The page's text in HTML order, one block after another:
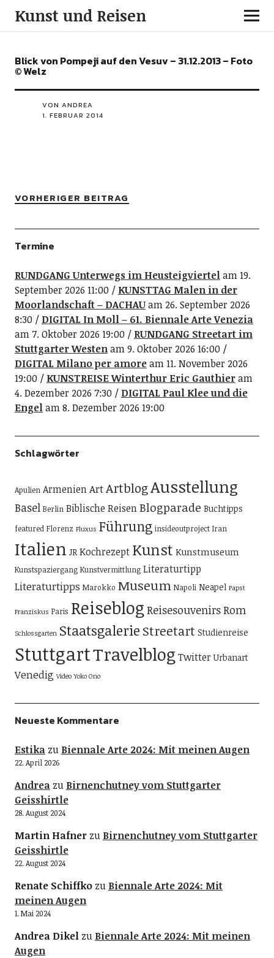
Kunst und Reisen
Blick von Pompeji auf den Vesuv – 31.12.2013 – Foto
© Welz
VON ANDREA
1. FEBRUAR 2014
VORHERIGER BEITRAG
Termine
RUNDGANG Unterwegs im Heusteigviertelam 19.
September 2026 11:00
KUNSTTAG Malen in der
Moorlandschaft – DACHAUam 26. September 2026
8:30
DIGITAL In Moll – 61. Biennale Arte Venezia
am 7. Oktober 2026 19:00
RUNDGANG Streetart im
Stuttgarter Westenam 9. Oktober 2026 16:00
DIGITAL Milano per amoream 11. November 2026
19:00
KUNSTREISE Winterthur Eric Gauthieram
4. Dezember 2026 7:30
DIGITAL Paul Klee und die
Engelam 8. Dezember 2026 19:00
Schlagwörter
Apulien ArmenienArtArtblogAusstellung
Basel Berlin Biblische ReisenBlogparade Buchtipps
featured Florenz Fluxus Führung insideoutproject Iran
Italien JR Kochrezept Kunst Kunstmuseum
Kunstspaziergang Kunstvermittlung Literaturtipp
Literaturtipps Marokko Museum Napoli Neapel Papst
Franziskus Paris Reiseblog ReisesouvenirsRom
Schlossgarten Staatsgalerie Streetart Studienreise
StuttgartTravelblog Twitter Urbanart
Venedig Video Yoko Ono
Neueste Kommentare
Estikazu Biennale Arte 2024: Mit meinen Augen
22. April 2026
Andreazu Birnenchutney vom Stuttgarter
Geisshirtle
28. August 2024
Martin Hafnerzu Birnenchutney vom Stuttgarter
Geisshirtle
22. August 2024
Renate Schiffkozu Biennale Arte 2024: Mit
meinen Augen
1. Mai 2024
Andrea Dikelzu Biennale Arte 2024: Mit meinen
Augen